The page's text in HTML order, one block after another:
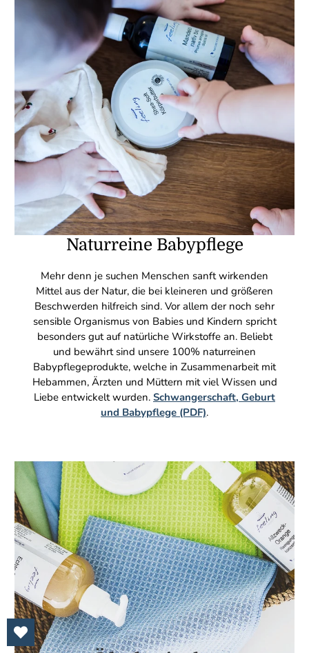
Naturreine Babypflege
Mehr denn je suchen Menschen sanft wirkenden
Mittel aus der Natur, die bei kleineren und größeren
Beschwerden hilfreich sind. Vor allem der noch sehr
sensible Organismus von Babies und Kindern spricht
besonders gut auf natürliche Wirkstoffe an. Beliebt
und bewährt sind unsere 100% naturreinen
Babypflegeprodukte, welche in Zusammenarbeit mit
Hebammen, Ärzten und Müttern mit viel Wissen und
Liebe entwickelt wurden. Schwangerschaft, Geburt
und Babypflege (PDF).